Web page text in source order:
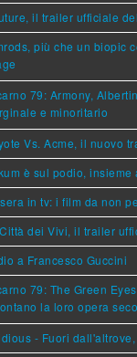
il trailer ufficiale
più che un biopic
79: Armony,
e minoritario
Vs. Acme, il nuovo
è sul podio, insieme
in tv: i film da non
dei Vivi, il trailer
a Francesco Guccini
79: The Green
la loro opera
- Fuori